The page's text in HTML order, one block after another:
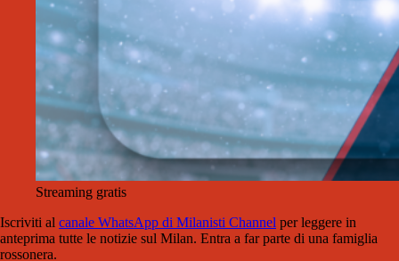
Streaming gratis
Iscriviti al canale WhatsApp di Milanisti Channel per leggere in
anteprima tutte le notizie sul Milan. Entra a far parte di una famiglia
rossonera.